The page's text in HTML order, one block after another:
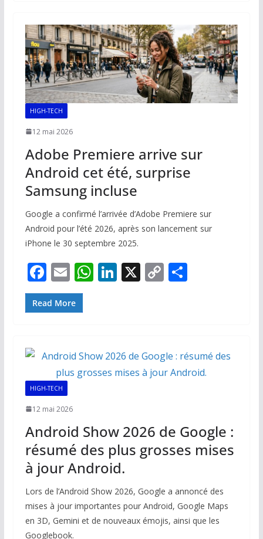
o
o
k
A
p
p
dI
n
Li
n
k
er
HIGH-TECH
12 mai 2026
Adobe Premiere arrive sur
Android cet été, surprise
Samsung incluse
Google a confirmé l’arrivée d’Adobe Premiere sur
Android pour l’été 2026, après son lancement sur
iPhone le 30 septembre 2025.
F
ac
e
o
o
k
E
m
ai
W
h
p
p
Li
n
dI
n
X C
o
Li
n
k
P
er
Read More
HIGH-TECH
12 mai 2026
Android Show 2026 de Google :
résumé des plus grosses mises
à jour Android.
Lors de l’Android Show 2026, Google a annoncé des
mises à jour importantes pour Android, Google Maps
en 3D, Gemini et de nouveaux émojis, ainsi que les
Googlebook.